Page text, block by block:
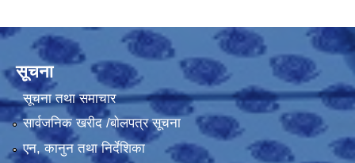
सूचना
सूचना तथा समाचार
सार्वजनिक खरीद /बोलपत्र सूचना
एन, कानुन तथा निर्देशिका